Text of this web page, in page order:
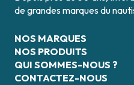
de grandes marques du
NOS MARQUES
NOS PRODUITS
QUI SOMMES-NOUS ?
CONTACTEZ-NOUS